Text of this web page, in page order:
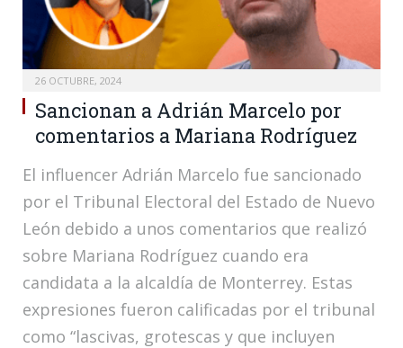
26 OCTUBRE, 2024
Sancionan a Adrián Marcelo por
comentarios a Mariana Rodríguez
El influencer Adrián Marcelo fue sancionado
por el Tribunal Electoral del Estado de Nuevo
León debido a unos comentarios que realizó
sobre Mariana Rodríguez cuando era
candidata a la alcaldía de Monterrey. Estas
expresiones fueron calificadas por el tribunal
como “lascivas, grotescas y que incluyen